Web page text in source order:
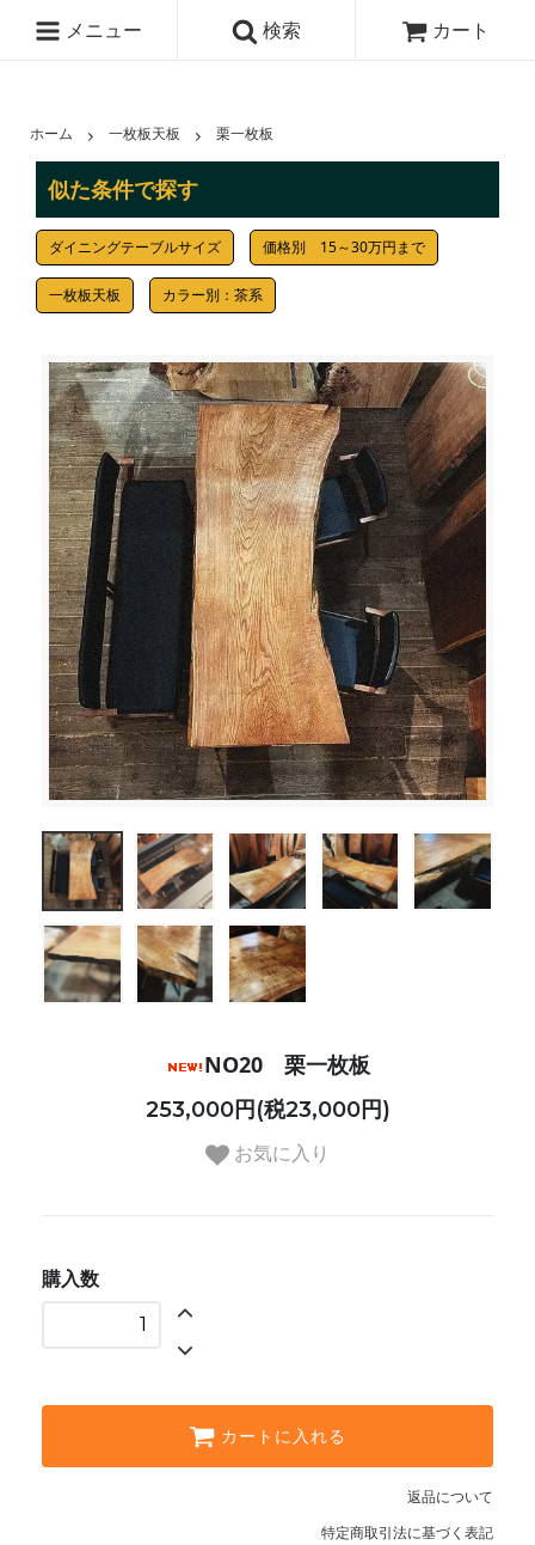
メニュー 検索 カート
ホーム 一枚板天板 栗一枚板
似た条件で探す
ダイニングテーブルサイズ 価格別 15～30万円まで
一枚板天板 カラー別：茶系
NO20 栗一枚板
253,000円(税23,000円)
お気に入り
購入数
カートに入れる
返品について
特定商取引法に基づく表記